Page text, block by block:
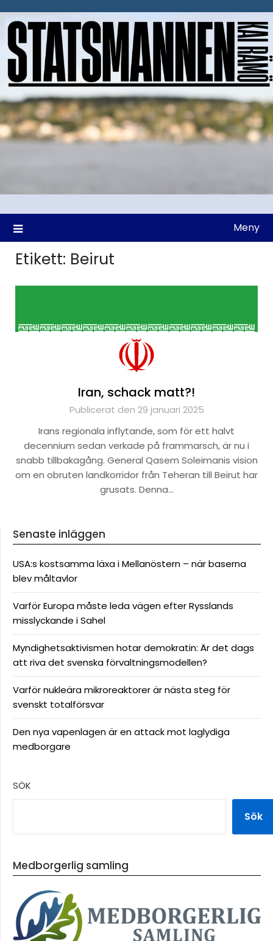
till
Meny
Etikett: Beirut
Iran, schack matt?!
Publicerat den 29 januari 2025
Irans regionala inflytande, som för ett halvt
decennium sedan verkade på frammarsch, är nu i
snabb tillbakagång. General Qasem Soleimanis vision
om en obruten landkorridor från Teheran till Beirut har
grusats. Denna…
Senaste inläggen
USA:s kostsamma läxa i Mellanöstern – när baserna
blev måltavlor
Varför Europa måste leda vägen efter Rysslands
misslyckande i Sahel
Myndighetsaktivismen hotar demokratin: Är det dags
att riva det svenska förvaltningsmodellen?
Varför nukleära mikroreaktorer är nästa steg för
svenskt totalförsvar
Den nya vapenlagen är en attack mot laglydiga
medborgare
SÖK
Sök
Medborgerlig samling